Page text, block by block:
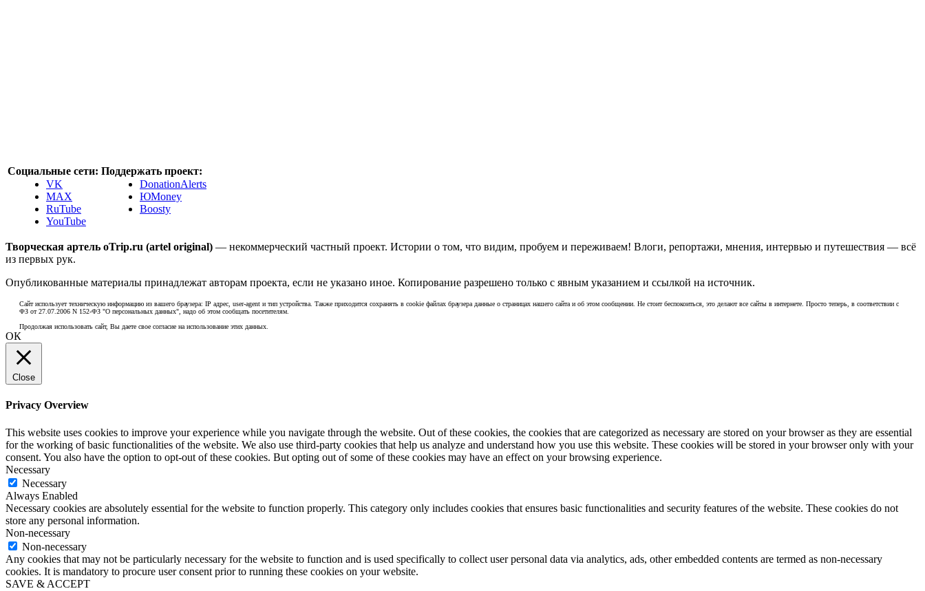
Социальные сети:
VK
MAX
RuTube
YouTube
Поддержать проект:
DonationAlerts
ЮMoney
Boosty
Творческая артель oTrip.ru (artel original) — некоммерческий частный проект. Истории о том, что видим, пробуем и переживаем! Влоги, репортажи, мнения, интервью и путешествия — всё
из первых рук.
Опубликованные материалы принадлежат авторам проекта, если не указано иное. Копирование разрешено только с явным указанием и ссылкой на источник.
Сайт использует техническую информацию из вашего браузера: IP адрес, user-agent и тип устройства. Также приходится сохранять в cookie файлах браузера данные о страницах нашего сайта и об этом сообщении. Не стоит беспокоиться, это делают все сайты в интернете. Просто теперь, в соответствии с
ФЗ от 27.07.2006 N 152-ФЗ "О персональных данных", надо об этом сообщать посетителям.
Продолжая использовать сайт, Вы даете свое согласие на использование этих данных.
ОК
Close
Privacy Overview
This website uses cookies to improve your experience while you navigate through the website. Out of these cookies, the cookies that are categorized as necessary are stored on your browser as they are essential
for the working of basic functionalities of the website. We also use third-party cookies that help us analyze and understand how you use this website. These cookies will be stored in your browser only with your
consent. You also have the option to opt-out of these cookies. But opting out of some of these cookies may have an effect on your browsing experience.
Necessary
Necessary
Always Enabled
Necessary cookies are absolutely essential for the website to function properly. This category only includes cookies that ensures basic functionalities and security features of the website. These cookies do not
store any personal information.
Non-necessary
Non-necessary
Any cookies that may not be particularly necessary for the website to function and is used specifically to collect user personal data via analytics, ads, other embedded contents are termed as non-necessary
cookies. It is mandatory to procure user consent prior to running these cookies on your website.
SAVE & ACCEPT